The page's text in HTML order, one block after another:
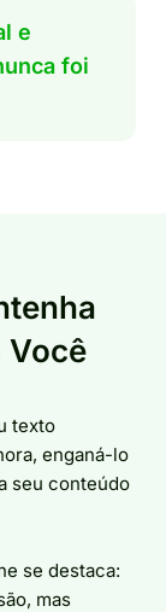
e
foi
Você
texto
enganá-lo
seu conteúdo
se destaca:
mas